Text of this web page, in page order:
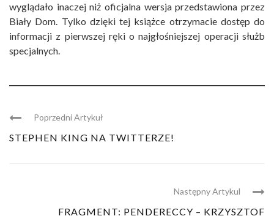
wyglądało inaczej niż oficjalna wersja przedstawiona przez
Biały Dom. Tylko dzięki tej książce otrzymacie dostęp do
informacji z pierwszej ręki o najgłośniejszej operacji służb
specjalnych.
Poprzedni Artykuł
STEPHEN KING NA TWITTERZE!
Następny Artykul
FRAGMENT: PENDERECCY – KRZYSZTOF